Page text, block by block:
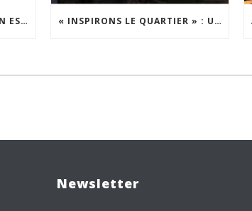
NOTRE NEWSLETTER DE JUIN EST EN LIGNE ! « INSPIRONS LE QUARTIER » : UN NOUVEL APPEL À PROJETS EST LANCÉ !
Newsletter